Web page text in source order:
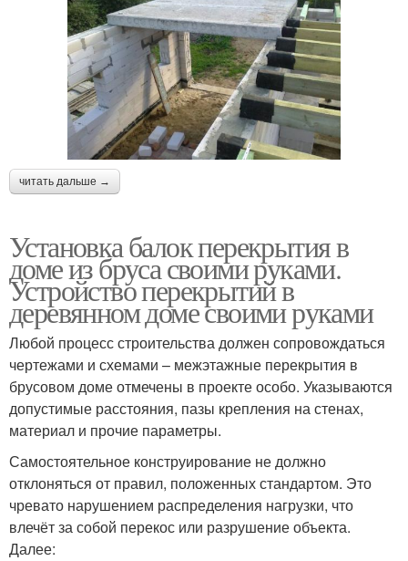
читать дальше →
Установка балок перекрытия в
доме из бруса своими руками.
Устройство перекрытий в
деревянном доме своими руками
Любой процесс строительства должен сопровождаться
чертежами и схемами – межэтажные перекрытия в
брусовом доме отмечены в проекте особо. Указываются
допустимые расстояния, пазы крепления на стенах,
материал и прочие параметры.
Самостоятельное конструирование не должно
отклоняться от правил, положенных стандартом. Это
чревато нарушением распределения нагрузки, что
влечёт за собой перекос или разрушение объекта.
Далее: